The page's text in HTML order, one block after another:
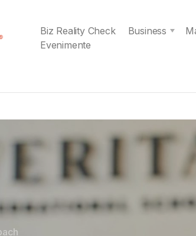
Biz Reality Check Business
Evenimente